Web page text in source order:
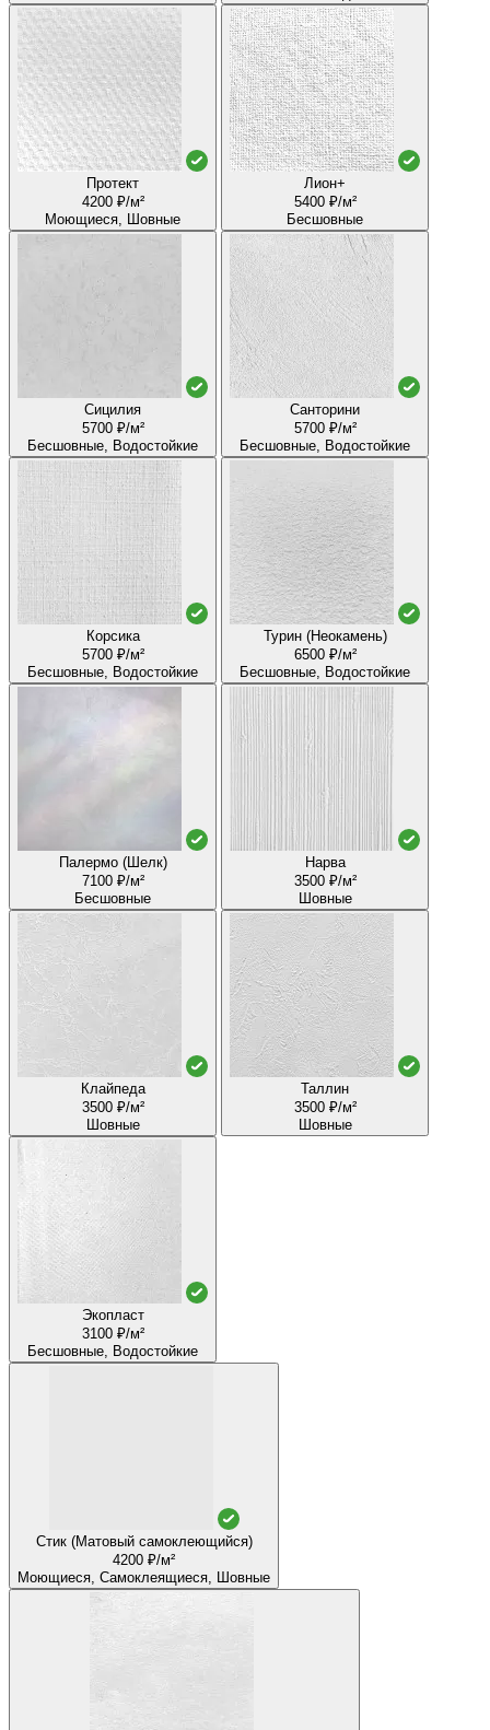
Протект
4200 ₽/м²
Моющиеся, Шовные
Лион+
5400 ₽/м²
Бесшовные
Сицилия
5700 ₽/м²
Бесшовные, Водостойкие
Санторини
5700 ₽/м²
Бесшовные, Водостойкие
Корсика
5700 ₽/м²
Бесшовные, Водостойкие
Турин (Неокамень)
6500 ₽/м²
Бесшовные, Водостойкие
Палермо (Шелк)
7100 ₽/м²
Бесшовные
Нарва
3500 ₽/м²
Шовные
Клайпеда
3500 ₽/м²
Шовные
Таллин
3500 ₽/м²
Шовные
Экопласт
3100 ₽/м²
Бесшовные, Водостойкие
Стик (Матовый самоклеющийся)
4200 ₽/м²
Моющиеся, Самоклеящиеся, Шовные